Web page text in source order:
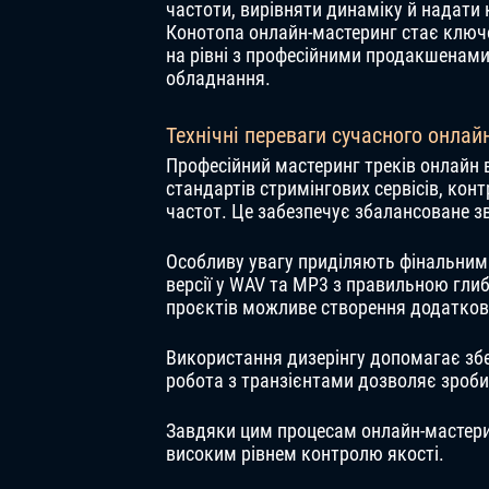
частоти, вирівняти динаміку й надати
Конотопа онлайн-мастеринг стає
на рівні з професійними
обладнання.
Технічні переваги сучасного
Професійний мастеринг треків
стандартів стримінгових сервісів,
частот. Це забезпечує збалансоване
Особливу увагу приділяють
версії у WAV та MP3 з правильною
проєктів можливе створення
Використання дизерінгу допомагає
робота з транзієнтами дозволяє
Завдяки цим процесам онлайн-
високим рівнем контролю якості.